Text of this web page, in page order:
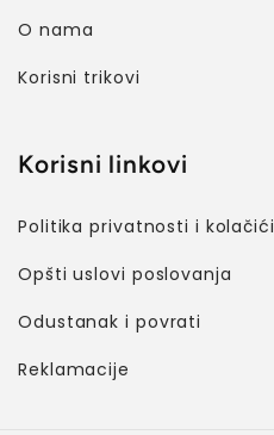
O nama
Korisni trikovi
Korisni linkovi
Politika privatnosti i kolačići
Opšti uslovi poslovanja
Odustanak i povrati
Reklamacije